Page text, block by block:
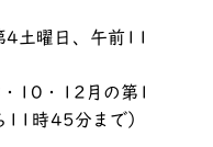
4土曜日、午前11
10・12月の第1
11時45分まで）